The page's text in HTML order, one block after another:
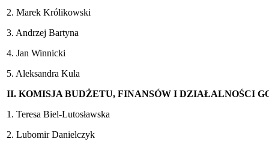
2. Marek Królikowski
3. Andrzej Bartyna
4. Jan Winnicki
5. Aleksandra Kula
II. KOMISJA BUDŻETU, FINANSÓW I DZIAŁALNOŚCI
1. Teresa Biel-Lutosławska
2. Lubomir Danielczyk